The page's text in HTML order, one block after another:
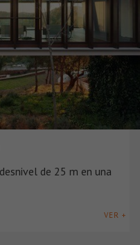
de 25 m en una
VER +